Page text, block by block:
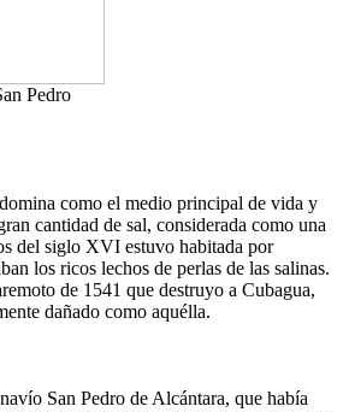
Pedro
como el medio principal de vida y
cantidad de sal, considerada como una
del siglo XVI estuvo habitada por
los ricos lechos de perlas de las salinas.
de 1541 que destruyo a Cubagua,
dañado como aquélla.
San Pedro de Alcántara, que había